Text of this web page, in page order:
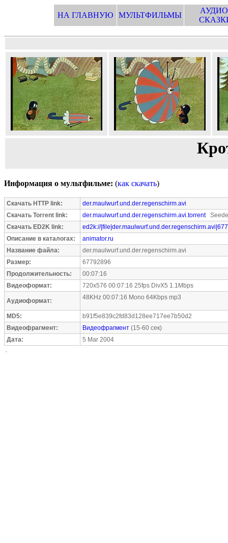
НА ГЛАВНУЮ МУЛЬТФИЛЬМЫ
Информация о мультфильме: (как скачать)
Скачать HTTP link:
der.maulwurf.und.der.regenschirm.avi
Скачать Torrent link:
der.maulwurf.und.der.regenschirm.avi.torrent
Скачать ED2K link:
ed2k://
Описание в каталогах:
animator.ru
Название файла:
der.maulwurf.und.der.regenschirm.avi
Размер:
67792896
Продолжительность:
00:07:16
Видеоформат:
720x576 00:07:16 25fps DivX5 1.1Mbps
Аудиоформат: 48KHz 00:07:16 Mono 64Kbps mp3
MD5:
b91f5e839c2fd83d128ee717ee7b50d2
Видеофрагмент:
Видеофрагмент (15-60 сек)
Дата:
5 Mar 2004